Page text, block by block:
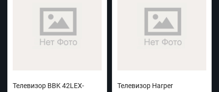
Телевизор BBK 42LEX-
Телевизор Harper